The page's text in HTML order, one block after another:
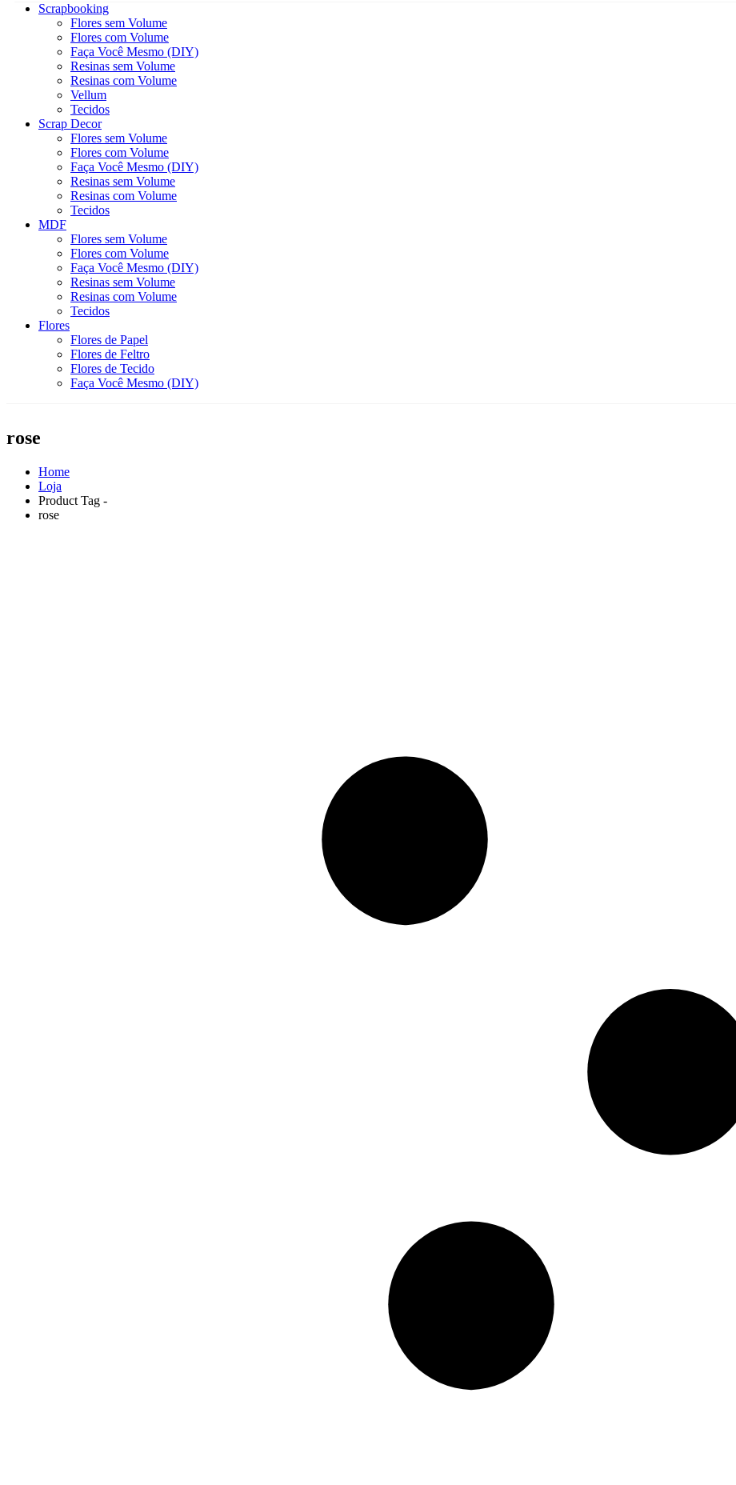
Scrapbooking
Flores sem Volume
Flores com Volume
Faça Você Mesmo (DIY)
Resinas sem Volume
Resinas com Volume
Vellum
Tecidos
Scrap Decor
Flores sem Volume
Flores com Volume
Faça Você Mesmo (DIY)
Resinas sem Volume
Resinas com Volume
Tecidos
MDF
Flores sem Volume
Flores com Volume
Faça Você Mesmo (DIY)
Resinas sem Volume
Resinas com Volume
Tecidos
Flores
Flores de Papel
Flores de Feltro
Flores de Tecido
Faça Você Mesmo (DIY)
rose
Home
Loja
Product Tag -
rose